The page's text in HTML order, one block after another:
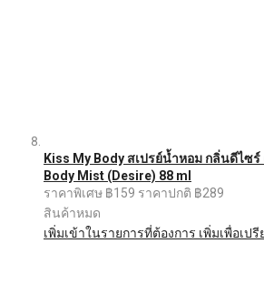
Kiss My Body สเปรย์น้ำหอม กลิ่นดีไซ
Body Mist (Desire) 88 ml
ราคาพิเศษ ฿159 ราคาปกติ ฿289
สินค้าหมด
เพิ่มเข้าในรายการที่ต้องการ เพิ่มเพื่อเป